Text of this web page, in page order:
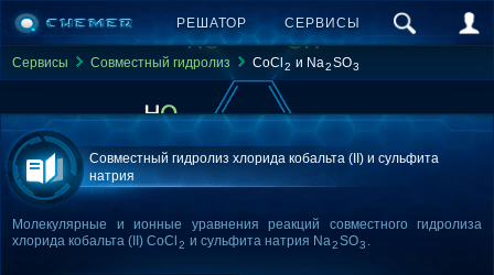
РЕШАТОР СЕРВИСЫ
Сервисы Совместный гидролиз CoCl 2 и Na2SO3
Совместный гидролиз хлорида кобальта (II) и сульфита
натрия
Молекулярные и ионные уравнения реакций совместного гидролиза
хлорида кобальта (II) CoCl 2 и сульфита натрия Na2SO3 .